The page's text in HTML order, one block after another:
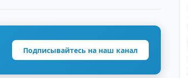
Подписывайтесь на наш канал